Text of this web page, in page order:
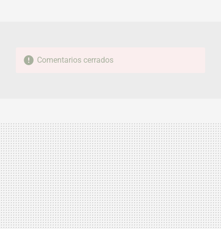
Comentarios cerrados